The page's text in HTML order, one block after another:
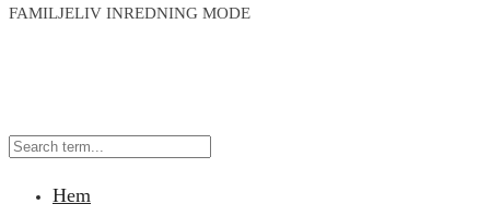
FAMILJELIV INREDNING MODE
Hem